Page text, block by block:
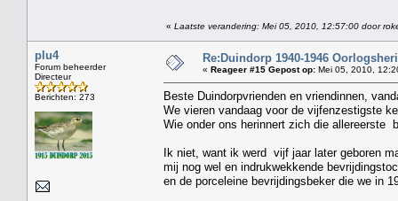
« Laatste verandering: Mei 05, 2010, 12:57:00 door
plu4
Forum beheerder
Directeur
Berichten: 273
Re:Duindorp 1940-1946
« Reageer #15 Gepost op: Mei 05, 2010,
Beste Duindorpvrienden en vriendinnen,
We vieren vandaag voor de vijfenzestigste
Wie onder ons herinnert zich die allereerste
Ik niet, want ik werd vijf jaar later geboren
mij nog wel en indrukwekkende
en de porceleine bevrijdingsbeker die we in